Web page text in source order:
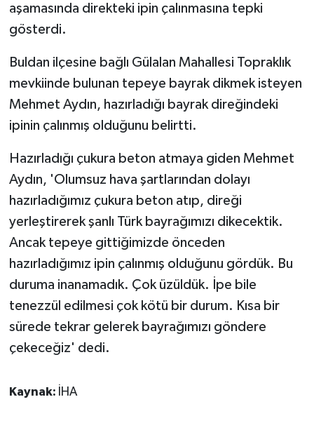
aşamasında direkteki ipin çalınmasına tepki
gösterdi.
Buldan ilçesine bağlı Gülalan Mahallesi Topraklık
mevkiinde bulunan tepeye bayrak dikmek isteyen
Mehmet Aydın, hazırladığı bayrak direğindeki
ipinin çalınmış olduğunu belirtti.
Hazırladığı çukura beton atmaya giden Mehmet
Aydın, 'Olumsuz hava şartlarından dolayı
hazırladığımız çukura beton atıp, direği
yerleştirerek şanlı Türk bayrağımızı dikecektik.
Ancak tepeye gittiğimizde önceden
hazırladığımız ipin çalınmış olduğunu gördük. Bu
duruma inanamadık. Çok üzüldük. İpe bile
tenezzül edilmesi çok kötü bir durum. Kısa bir
sürede tekrar gelerek bayrağımızı göndere
çekeceğiz' dedi.
Kaynak: İHA